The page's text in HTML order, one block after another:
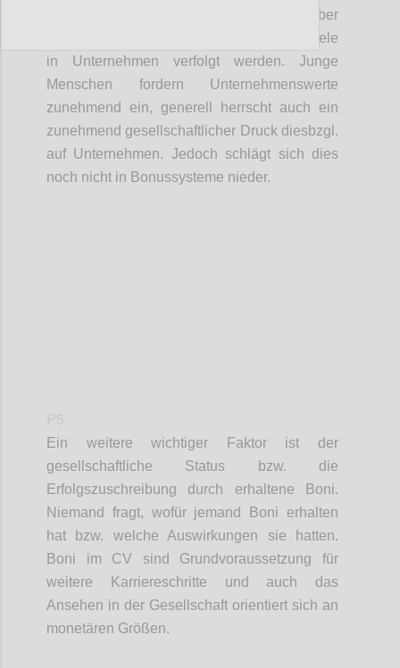
auch über Wertesysteme, die darüber
entscheiden, welcher Erfolg und welche Ziele
in Unternehmen verfolgt werden. Junge
Menschen fordern Unternehmenswerte
zunehmend ein, generell herrscht auch ein
zunehmend gesellschaftlicher Druck diesbzgl.
auf Unternehmen. Jedoch schlägt sich dies
noch nicht in Bonussysteme nieder.
Ein weitere wichtiger Faktor ist d er
gesellschaftliche Status bzw. die
Erfolgszuschreibung durch erhaltene Boni.
Niemand fragt, wofür jemand Boni erhalten
hat bzw. welche Auswirkungen sie hatten.
Boni im CV sind Grundvoraussetzung für
weitere Karriereschritte und auch das
Ansehen in der Gesellschaft orientiert sich an
monetären Größen.